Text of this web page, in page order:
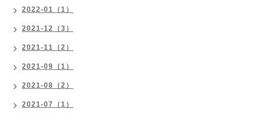
2022-01（1）
2021-12（3）
2021-11（2）
2021-09（1）
2021-08（2）
2021-07（1）